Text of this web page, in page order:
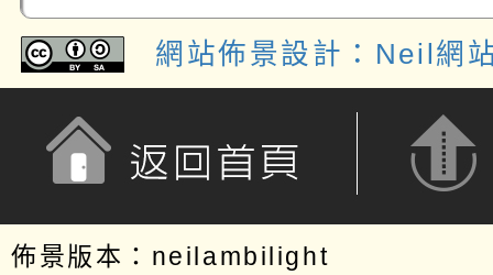
網站佈景設計：Neil網
neilambilight
佈景採
用CC
授權名
標示─
返回首頁
佈景版本： neilambilight